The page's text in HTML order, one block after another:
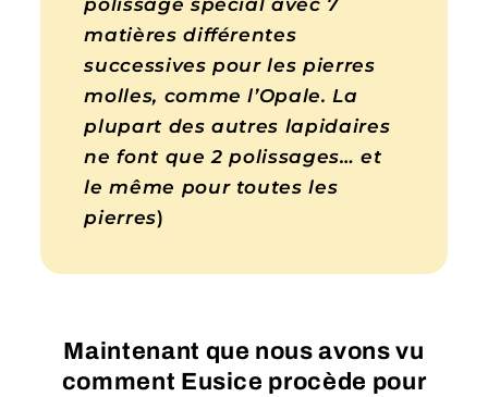
matières différentes
successives pour les pierres
molles, comme l’Opale. La
plupart des autres lapidaires
ne font que 2 polissages… et
le même pour toutes les
pierres)
Maintenant que nous avons vu
comment Eusice procède pour